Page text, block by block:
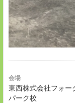
会場
東西株式会社フォ
パーク校